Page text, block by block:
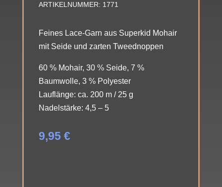
ARTIKELNUMMER: 1771
Feines Lace-Garn aus Superkid Mohair
mit Seide und zarten Tweednoppen
60 % Mohair, 30 % Seide, 7 %
Baumwolle, 3 % Polyester
Lauflänge: ca. 200 m / 25 g
Nadelstärke: 4,5 – 5
9,95 €